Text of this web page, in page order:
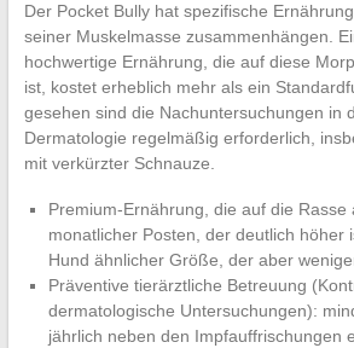
Der Pocket Bully hat spezifische
seiner Muskelmasse zusammenhängen.
hochwertige Ernährung, die auf diese
ist, kostet erheblich mehr als ein
gesehen sind die Nachuntersuchungen in
Dermatologie regelmäßig erforderlich,
mit verkürzter Schnauze.
Premium-Ernährung, die auf die Rasse
monatlicher Posten, der deutlich höher
Hund ähnlicher Größe, der aber
Präventive tierärztliche Betreuung
dermatologische Untersuchungen):
jährlich neben den Impfauffrischungen